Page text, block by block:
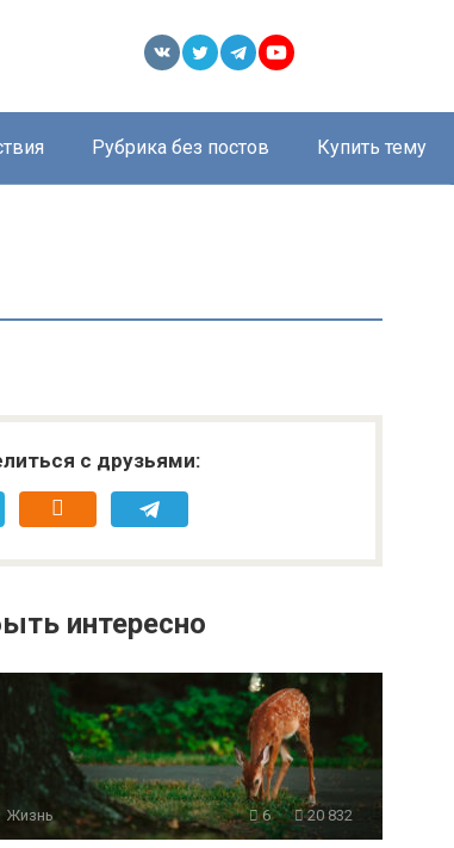
Рубрика без постов Купить тему
с друзьями:
интересно
Жизнь 6 20 832